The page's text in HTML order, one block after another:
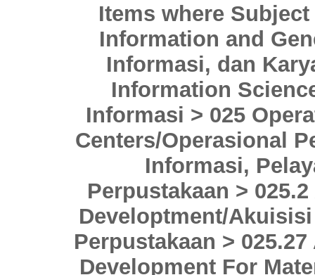
Items where
Information and
Informasi, dan
Information
Informasi > 025
Centers/Operasional
Informasi,
Perpustakaan >
Developtment/
Perpustakaan >
Development For